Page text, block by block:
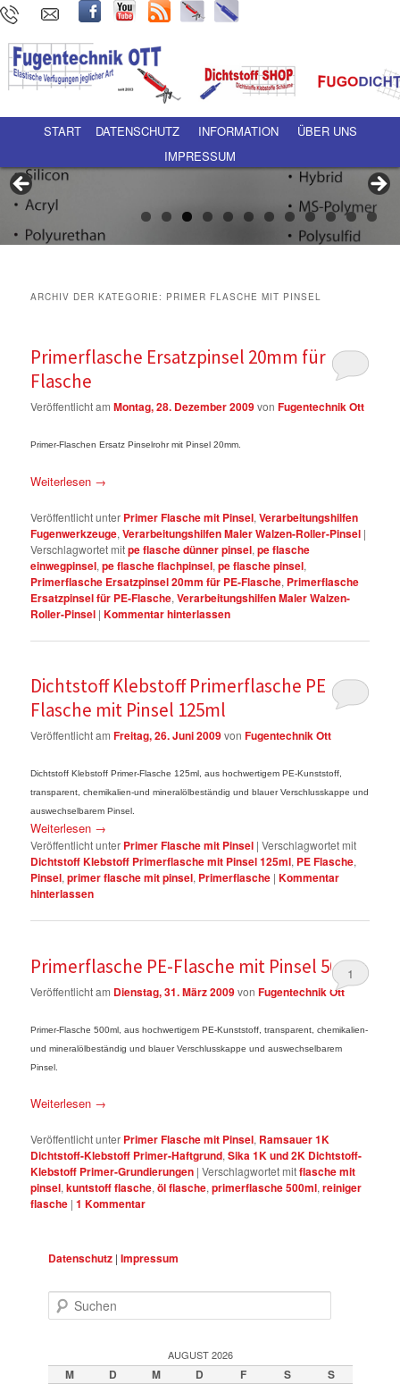
Hauptmenü Zum Inhalt wechseln
Zum sekundären Inhalt wechseln
START DATENSCHUTZ INFORMATION
ÜBER UNS
IMPRESSUM
ARCHIV DER KATEGORIE: PRIMER FLASCHE MIT PINSEL
Primerflasche Ersatzpinsel 20mm für PE-
Flasche
Veröffentlicht amMontag, 28. Dezember 2009vonFugentechnik Ott
Primer-Flaschen Ersatz Pinselrohr mit Pinsel 20mm.
Weiterlesen →
Veröffentlicht unter Primer Flasche mit Pinsel,Verarbeitungshilfen
Fugenwerkzeuge,Verarbeitungshilfen Maler Walzen-Roller-Pinsel |
Verschlagwortet mitpe flasche dünner pinsel,pe flasche
einwegpinsel,pe flasche flachpinsel,pe flasche pinsel,
Primerflasche Ersatzpinsel 20mm für PE-Flasche, Primerflasche
Ersatzpinsel für PE-Flasche,Verarbeitungshilfen Maler Walzen-
Roller-Pinsel |Kommentar hinterlassen
Dichtstoff Klebstoff Primerflasche PE
Flasche mit Pinsel 125ml
Veröffentlicht amFreitag, 26. Juni 2009vonFugentechnik Ott
Dichtstoff Klebstoff Primer-Flasche 125ml, aus hochwertigem PE-Kunststoff,
transparent, chemikalien-und mineralölbeständig und blauer Verschlusskappe und
auswechselbarem Pinsel.
Weiterlesen →
Veröffentlicht unter Primer Flasche mit Pinsel |Verschlagwortet mit
Dichtstoff Klebstoff Primerflasche mit Pinsel 125ml, PE Flasche,
Pinsel,primer flasche mit pinsel, Primerflasche |Kommentar
hinterlassen
Primerflasche PE-Flasche mit Pinsel 500ml
Veröffentlicht am Dienstag, 31. März 2009vonFugentechnik Ott
1
Primer-Flasche 500ml, aus hochwertigem PE-Kunststoff, transparent, chemikalien-
und mineralölbeständig und blauer Verschlusskappe und auswechselbarem
Pinsel.
Weiterlesen →
Veröffentlicht unter Primer Flasche mit Pinsel, Ramsauer 1K
Dichtstoff-Klebstoff Primer-Haftgrund,Sika 1K und 2K Dichtstoff-
Klebstoff Primer-Grundierungen |Verschlagwortet mitflasche mit
pinsel,kuntstoff flasche,öl flasche,primerflasche 500ml,reiniger
flasche |1 Kommentar
Datenschutz |Impressum
Suchen
AUGUST 2026
M D M D F S S